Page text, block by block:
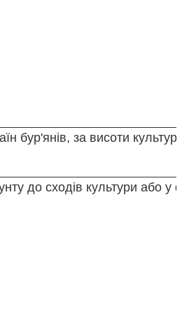
бур'янів, за висоти культури
до сходів культури або у